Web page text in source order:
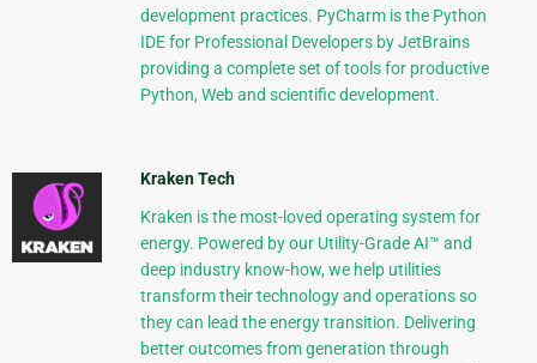
development practices. PyCharm is the Python
IDE for Professional Developers by JetBrains
providing a complete set of tools for productive
Python, Web and scientific development.
Kraken Tech
Kraken is the most-loved operating system for
energy. Powered by our Utility-Grade AI™ and
deep industry know-how, we help utilities
transform their technology and operations so
they can lead the energy transition. Delivering
better outcomes from generation through